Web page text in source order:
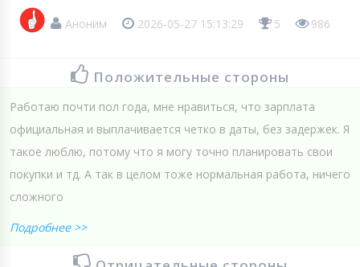
Аноним 2026-05-27 15:13:29 5 986
Положительные стороны
Работаю почти пол года, мне нравиться, что зарплата
официальная и выплачивается четко в даты, без задержек. Я
такое люблю, потому что я могу точно планировать свои
покупки и тд. А так в целом тоже нормальная работа, ничего
сложного
Подробнее >>